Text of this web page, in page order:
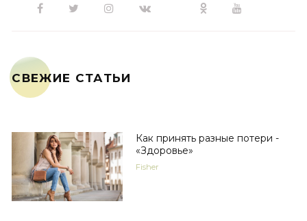
СВЕЖИЕ СТАТЬИ
Как принять разные потери -
«Здоровье»
Fisher